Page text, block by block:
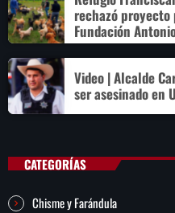
rechazó
Fundación
Video | Alcalde
ser asesinado en
CATEGORÍAS
Chisme y Farándula